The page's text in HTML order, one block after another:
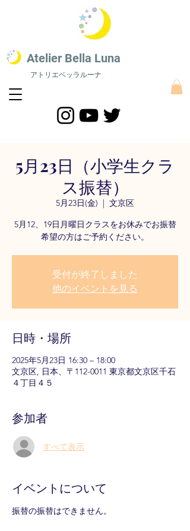
​Atelier Bella Luna
アトリエベッラルーナ
5月23日（小学生クラ
ス振替）
5月23日(金)
  |
文京区
5月12、19日月曜日クラスをお休みでお振替
希望の方はご予約ください。
受付が終了しました
他のイベントを見る
日時・場所
2025年5月23日 16:30 – 18:00
文京区, 日本、〒112-0011 東京都文京区千石
４丁目４５
参加者
すべて表示
イベントについて
振替の振替はできません。